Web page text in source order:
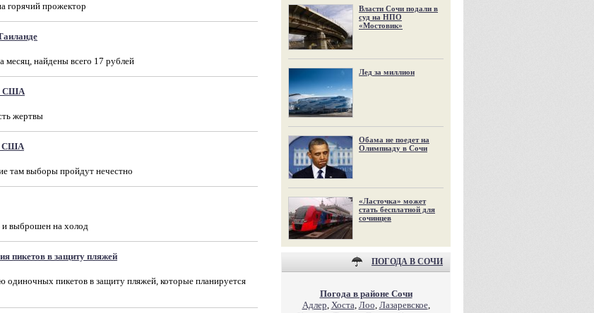
горячий прожектор
найдены всего 17 рублей
США
жертвы
США
там выборы пройдут нечестно
и выброшен на холод
пикетов в защиту пляжей
пикетов в защиту пляжей, которые планируется
Власти Сочи подали в
суд на НПО
«Мостовик»
Лед за миллион
Обама не поедет на
Олимпиаду в Сочи
«Ласточка» может
стать бесплатной для
сочинцев
ПОГОДА В СОЧИ
Погода в районе Сочи
Адлер, Хоста, Лоо, Лазаревское,